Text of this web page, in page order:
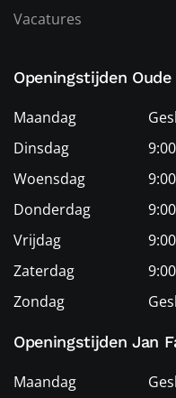
Vacatures
Openingstijden
Maandag
Dinsdag
Woensdag
Donderdag
Vrijdag
Zaterdag
Zondag
Openingstijden Jan
Maandag